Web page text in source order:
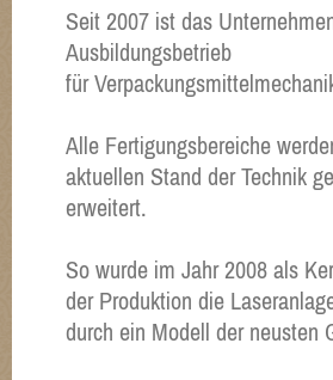
Seit 2007 ist das
Ausbildungsbetrieb
für
Alle Fertigungsbereiche
aktuellen Stand der Technik
erweitert.
So wurde im Jahr 2008 als
der Produktion die
durch ein Modell der neusten